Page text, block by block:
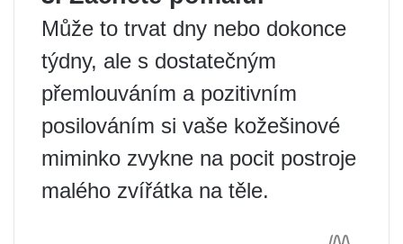
Může to trvat dny nebo dokonce
týdny, ale s dostatečným
přemlouváním a pozitivním
posilováním si vaše kožešinové
miminko zvykne na pocit postroje
malého zvířátka na těle.